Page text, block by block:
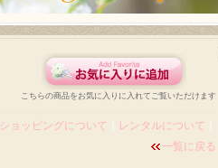
こちらの商品をお気に入りに入れてご覧いただけます
ショッピングについて レンタルについて
一覧に戻る